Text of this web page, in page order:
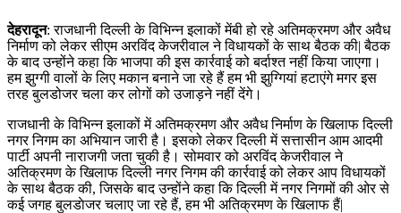
देहरादून: राजधानी दिल्ली के विभिन्न इलाकों मेंबी हो रहे अतिमक्रमण और अवैध
निर्माण को लेकर सीएम अरविंद केजरीवाल ने विधायकों के साथ बैठक की| बैठक
के बाद उन्होंने कहा कि भाजपा की इस कार्रवाई को बर्दाश्त नहीं किया जाएगा।
हम झुग्गी वालों के लिए मकान बनाने जा रहे हैं हम भी झुग्गियां हटाएंगे मगर इस
तरह बुलडोजर चला कर लोगों को उजाड़ने नहीं देंगे।
राजधानी के विभिन्न इलाकों में अतिमक्रमण और अवैध निर्माण के खिलाफ दिल्ली
नगर निगम का अभियान जारी है। इसको लेकर दिल्ली में सत्तासीन आम आदमी
पार्टी अपनी नाराजगी जता चुकी है। सोमवार को अरविंद केजरीवाल ने
अतिक्रमण के खिलाफ दिल्ली नगर निगम की कार्रवाई को लेकर आप विधायकों
के साथ बैठक की, जिसके बाद उन्होंने कहा कि दिल्ली में नगर निगमों की ओर से
कई जगह बुलडाेजर चलाए जा रहे हैं, हम भी अतिक्रमण के खिलाफ हैं|